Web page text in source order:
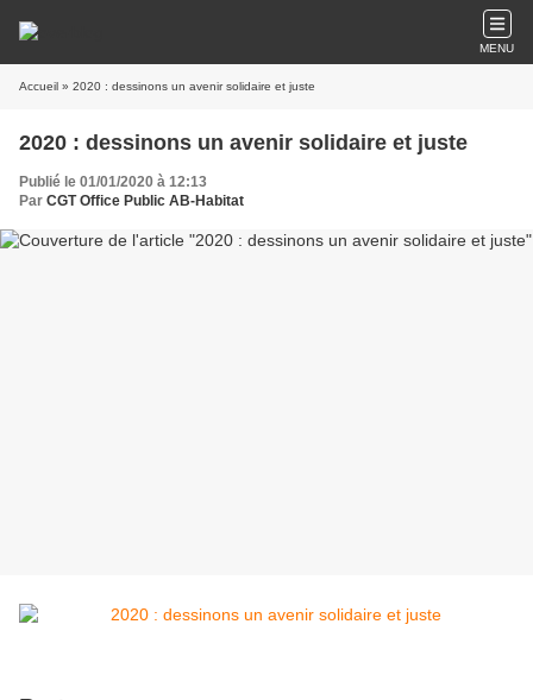
MENU
Accueil » 2020 : dessinons un avenir solidaire et juste
2020 : dessinons un avenir solidaire et juste
Publié le 01/01/2020 à 12:13
Par CGT Office Public AB-Habitat